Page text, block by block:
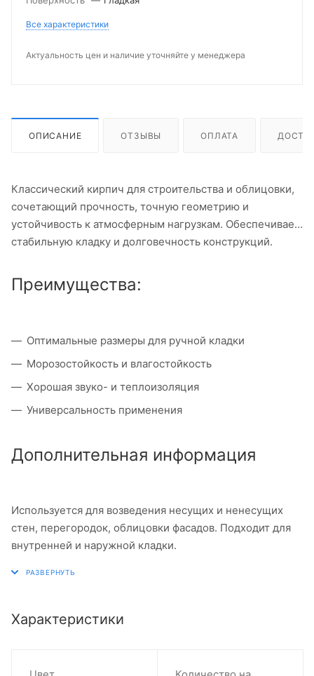
Все характеристики
Актуальность цен и наличие уточняйте у менеджера
ОПИСАНИЕ ОТЗЫВЫ ОПЛАТА
Классический кирпич для строительства и облицовки,
сочетающий прочность, точную геометрию и
устойчивость к атмосферным нагрузкам. Обеспечивает
стабильную кладку и долговечность конструкций.
Преимущества:
Оптимальные размеры для ручной кладки
Морозостойкость и влагостойкость
Хорошая звуко- и теплоизоляция
Универсальность применения
Дополнительная информация
Используется для возведения несущих и ненесущих
стен, перегородок, облицовки фасадов. Подходит для
внутренней и наружной кладки.
Характеристики